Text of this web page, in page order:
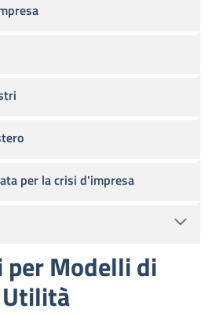
Modelli di
Utilità
per la crisi d'impresa